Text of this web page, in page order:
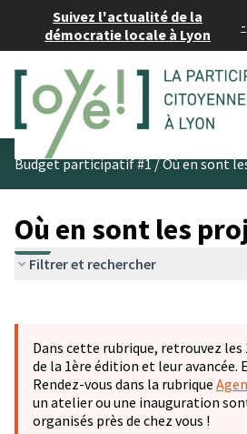
Suivez l'actualité de la
démocratie locale à Lyon
-
Budget participatif #1/Où en sont
Où en sont les
Filtrer et rechercher
−
Dans cette rubrique, retrouvez
de la 1ère édition et leur avancée.
Rendez-vous dans la rubrique
un atelier ou une inauguration
organisés près de chez vous !